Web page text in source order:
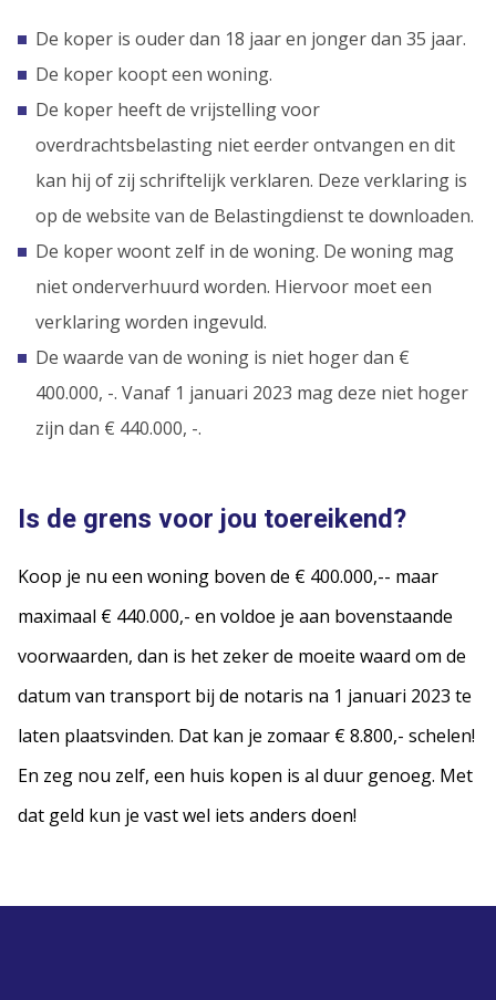
De koper is ouder dan 18 jaar en jonger dan 35 jaar.
De koper koopt een woning.
De koper heeft de vrijstelling voor
overdrachtsbelasting niet eerder ontvangen en dit
kan hij of zij schriftelijk verklaren. Deze verklaring is
op de website van de Belastingdienst te downloaden.
De koper woont zelf in de woning. De woning mag
niet onderverhuurd worden. Hiervoor moet een
verklaring worden ingevuld.
De waarde van de woning is niet hoger dan €
400.000, -. Vanaf 1 januari 2023 mag deze niet hoger
zijn dan € 440.000, -.
Is de grens voor jou toereikend?
Koop je nu een woning boven de € 400.000,-- maar
maximaal € 440.000,- en voldoe je aan bovenstaande
voorwaarden, dan is het zeker de moeite waard om de
datum van transport bij de notaris na 1 januari 2023 te
laten plaatsvinden. Dat kan je zomaar € 8.800,- schelen!
En zeg nou zelf, een huis kopen is al duur genoeg. Met
dat geld kun je vast wel iets anders doen!